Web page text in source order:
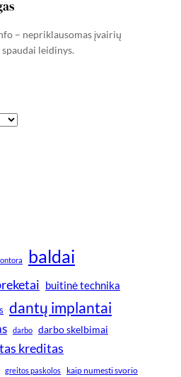
– nepriklausomas įvairių
leidinys.
baldai
buitinė technika
dantų implantai
darbo darbo skelbimai
kreditas
greitos paskolos kaip numesti svorio